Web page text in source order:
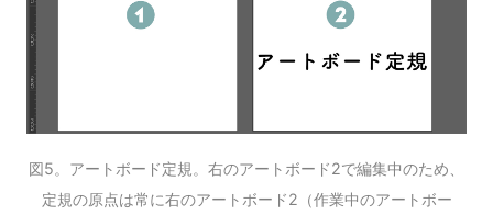
図5。アートボード定規。右のアートボード2で編集中のため、
定規の原点は常に右のアートボード2（作業中のアートボー